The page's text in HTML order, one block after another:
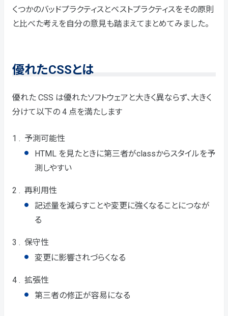
くつかのバッドプラクティスとベストプラクティスをその原則
と比べた考えを自分の意見も踏まえてまとめてみました。
優れたCSSとは
優れた CSS は優れたソフトウェアと大きく異ならず、大きく
分けて以下の 4 点を満たします
予測可能性
HTML を見たときに第三者がclassからスタイルを予
測しやすい
再利用性
記述量を減らすことや変更に強くなることにつなが
る
保守性
変更に影響されづらくなる
拡張性
第三者の修正が容易になる